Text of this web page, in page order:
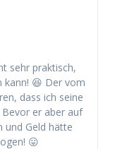
sehr praktisch,
kann! 😆 Der vom
dass ich seine
er aber auf
und Geld hätte
😛